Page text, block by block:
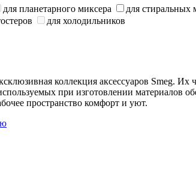
для планетарного миксера для стиральных
для холодильников
коллекция аксессуаров Smeg.
при изготовлении материалов
пространство комфорт и уют.